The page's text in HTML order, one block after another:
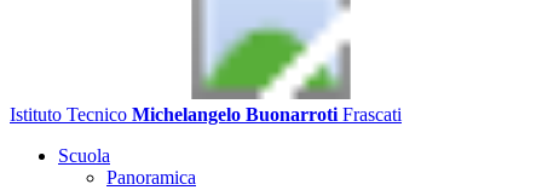
Istituto Tecnico Michelangelo Buonarroti Frascati
Scuola
Panoramica